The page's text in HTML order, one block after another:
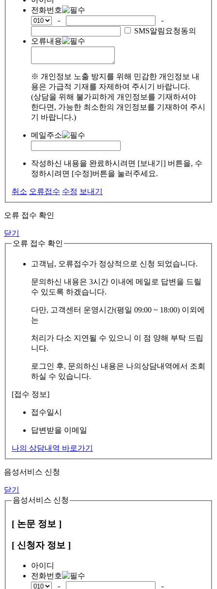
전화번호
-
-
SMS알림요청동의
오류내용
※ 개인정보 노출 방지를 위해 민감한 개인정보 내
용은 가급적 기재를 자제하여 주시기 바랍니다.
(상담을 위해 불가피하게 개인정보를 기재하셔야
한다면, 가능한 최소한의 개인정보를 기재하여 주시
기 바랍니다.)
메일주소
작성하신 내용을 완료하시려면 [보내기] 버튼을, 수
정하시려면 [수정]버튼을 눌러주세요.
취소 오류접수 수정 보내기
오류 접수 확인
닫기
오류 접수 확인
고객님, 오류접수가 정상적으로 신청 되었습니다.
문의하신 내용은 3시간 이내에 메일로 답변을 드릴
수 있도록 하겠습니다.
다만, 고객센터 운영시간(평일 09:00 ~ 18:00) 이외에
는
처리가 다소 지연될 수 있으니 이 점 양해 부탁 드립
니다.
로그인 후, 문의하신 내용은 나의상담내역에서 조회
하실 수 있습니다.
[접수 정보]
접수일시
답변받을 이메일
나의 상담내역 바로가기
음성서비스 신청
닫기
음성서비스 신청
[ 논문 정보 ]
[ 신청자 정보 ]
아이디
전화번호
-
-